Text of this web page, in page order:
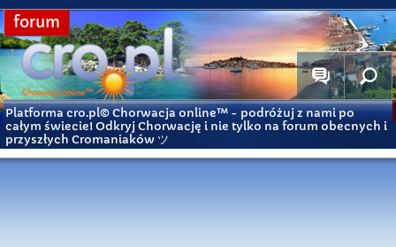
forum
Platforma cro.pl© Chorwacja online™ - podróżuj z nami po
całym świecie! Odkryj Chorwację i nie tylko na forum obecnych i
przyszłych Cromaniaków ツ